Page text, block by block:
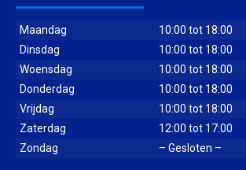
Maandag
10:00 tot 18:00
Dinsdag
10:00 tot 18:00
Woensdag
10:00 tot 18:00
Donderdag
10:00 tot 18:00
Vrijdag
10:00 tot 18:00
Zaterdag
12:00 tot 17:00
Zondag
– Gesloten –